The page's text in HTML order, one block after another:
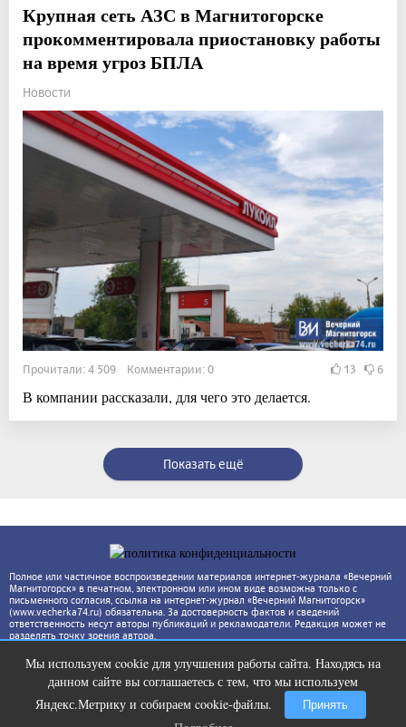
Крупная сеть АЗС в Магнитогорске
прокомментировала приостановку работы
на время угроз БПЛА
Новости
Прочитали: 4 509 Комментарии: 0 13 6
В компании рассказали, для чего это делается.
Показать ещё
Полное или частичное воспроизведении материалов интернет-журнала «Вечерний
Магнитогорск» в печатном, электронном или ином виде возможна только с
письменного согласия, ссылка на интернет-журнал «Вечерний Магнитогорск»
(www.vecherka74.ru) обязательна. За достоверность фактов и сведений
ответственность несут авторы публикаций и рекламодатели. Редакция может не
разделять точку зрения автора.
Мы используем cookie для улучшения работы сайта. Находясь на
данном сайте вы соглашаетесь с тем, что мы используем
Яндекс.Метрику и собираем cookie-файлы.
Принять
Этот танец невесты оставит вас без
слов! Пересмотрела 10 раз
Подробнее